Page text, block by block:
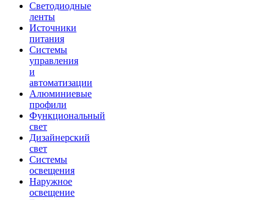
Светодиодные
ленты
Источники
питания
Системы
управления
и
автоматизации
Алюминиевые
профили
Функциональный
свет
Дизайнерский
свет
Системы
освещения
Наружное
освещение